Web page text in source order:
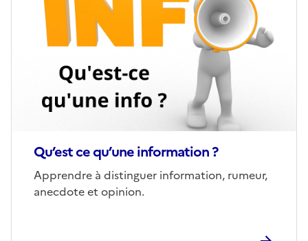
Qu’est ce qu’une information ?
Corps
Apprendre à distinguer information, rumeur,
anecdote et opinion.
couverture
(conseillée)